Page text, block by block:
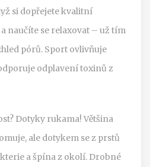
si dopřejete kvalitní
naučíte se relaxovat – už tím
pórů. Sport ovlivňuje
odplavení toxinů z
Dotyky rukama! Většina
ale dotykem se z prstů
a špína z okolí. Drobné